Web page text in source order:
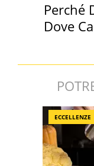
Perché
Dove
ECCELLENZE